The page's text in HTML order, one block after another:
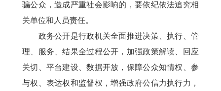
骗公众，造成严重社会影响的，要依纪依法追究相
关单位和人员责任。
政务公开是行政机关全面推进决策、执行、管
理、服务、结果全过程公开，加强政策解读、回应
关切、平台建设、数据开放，保障公众知情权、参
与权、表达权和监督权，增强政府公信力执行力，